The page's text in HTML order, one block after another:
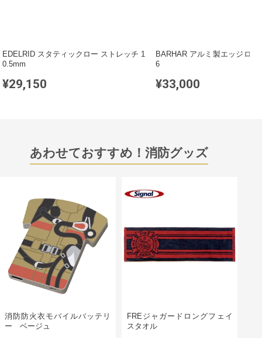
EDELRID スタティックロー ストレッチ 1
0.5mm
¥29,150
BARHAR アルミ製エッジロー
6
¥33,000
あわせておすすめ！消防グッズ
消防防火衣モバイルバッテリ
ー ベージュ
FREジャガードロングフェイ
スタオル